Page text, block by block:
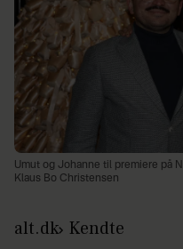
Umut og Johanne til premiere på
Klaus Bo Christensen
alt.dk Kendte